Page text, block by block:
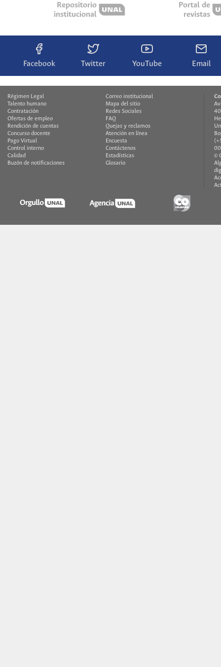
Repositorio
institucional
Portal de
revistas
Facebook Twitter YouTube Email
Régimen Legal
Talento humano
Contratación
Ofertas de empleo
Rendición de cuentas
Concurso docente
Pago Virtual
Control interno
Calidad
Buzón de notificaciones
Correo institucional
Mapa del sitio
Redes Sociales
FAQ
Quejas y reclamos
Atención en línea
Encuesta
Contáctenos
Estadísticas
Glosario
©